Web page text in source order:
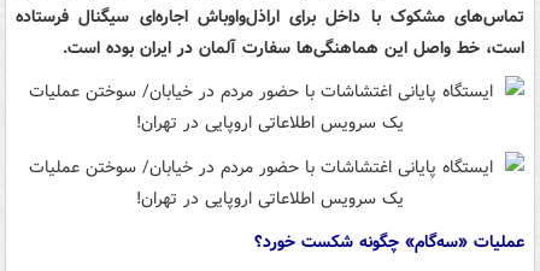
تماس‌های مشکوک با داخل برای اراذل‌واوباش اجاره‌ای سیگنال فرستاده
است، خط واصل این هماهنگی‌ها سفارت آلمان در ایران بوده است.
عملیات «سه‌گام» چگونه شکست خورد؟